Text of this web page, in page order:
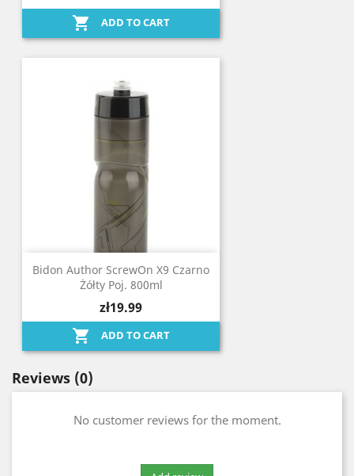
 ADD TO CART
Bidon Author ScrewOn X9 Czarno
Żółty Poj. 800ml
zł19.99
 ADD TO CART
Reviews (0)
No customer reviews for the moment.